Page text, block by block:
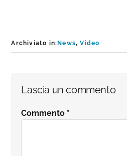
Archiviato in: News,Video
Interazioni
del
Lascia un commento
Commento *